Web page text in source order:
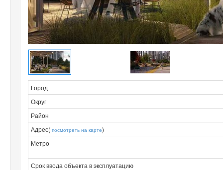
Город
Округ
Район
Адрес( посмотреть на карте)
Метро
Срок ввода объекта в эксплуатацию